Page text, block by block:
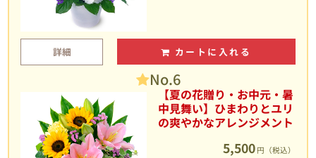
詳細 カートに入れる
No.6
【夏の花贈り・お中元・暑
中見舞い】ひまわりとユリ
の爽やかなアレンジメント
5,500 円（税込）